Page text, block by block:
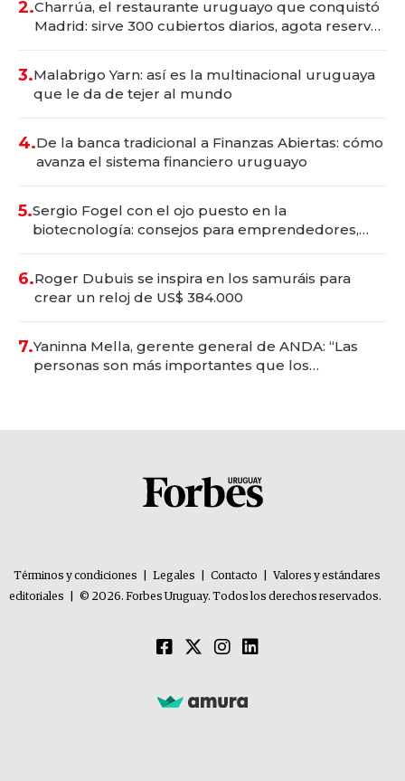
2.Charrúa, el restaurante uruguayo que conquistó
Madrid: sirve 300 cubiertos diarios, agota reservas
3.Malabrigo Yarn: así es la multinacional uruguaya
que le da de tejer al mundo
4.De la banca tradicional a Finanzas Abiertas: cómo
avanza el sistema financiero uruguayo
5.Sergio Fogel con el ojo puesto en la
biotecnología: consejos para emprendedores,
6.Roger Dubuis se inspira en los samuráis para
crear un reloj de US$ 384.000
7.Yaninna Mella, gerente general de ANDA: “Las
personas son más importantes que los
Términos y condiciones Legales Contacto
Valores y estándares
editoriales
© 2026. Forbes Uruguay. Todos los derechos reservados.